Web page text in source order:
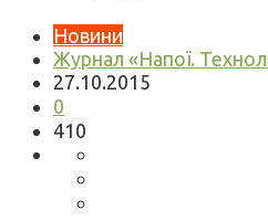
Новини
Журнал «Напої.
27.10.2015
0
410